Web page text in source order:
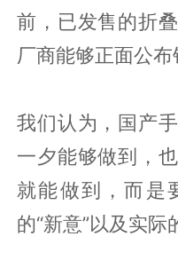
前，已发售的折
厂商能够正面公布
我们认为，国产
一夕能够做到，
就能做到，而是
的“新意”以及实际